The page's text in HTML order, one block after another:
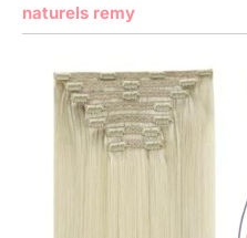
naturels remy